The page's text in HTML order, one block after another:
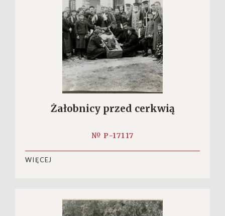
Żałobnicy przed cerkwią
№ P-17117
WIĘCEJ